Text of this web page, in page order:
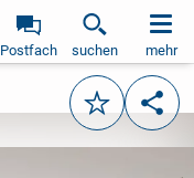
Postfach suchen mehr
Merken